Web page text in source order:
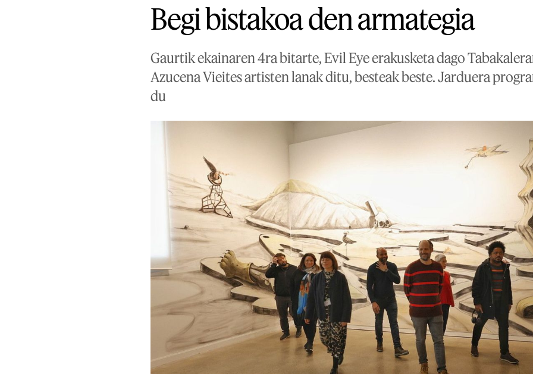
Begi bistakoa den armategia
Gaurtik ekainaren 4ra bitarte, Evil Eye erakusketa dago
Azucena Vieites artisten lanak ditu, besteak beste. Jarduera
du